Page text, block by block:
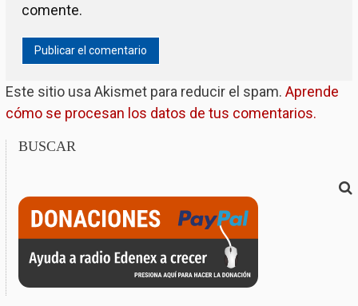
comente.
Este sitio usa Akismet para reducir el spam. Aprende
cómo se procesan los datos de tus comentarios.
BUSCAR